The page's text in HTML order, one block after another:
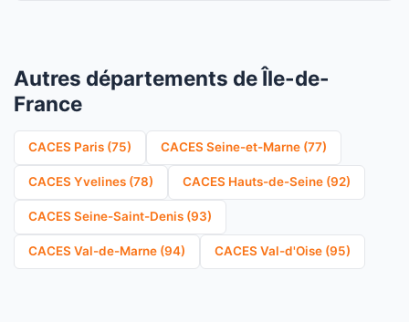
Autres départements de Île-de-
France
CACES Paris (75) CACES Seine-et-Marne (77)
CACES Yvelines (78) CACES Hauts-de-Seine (92)
CACES Seine-Saint-Denis (93)
CACES Val-de-Marne (94) CACES Val-d'Oise (95)